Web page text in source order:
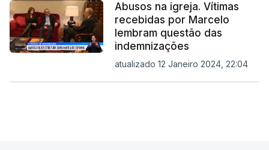
Abusos na igreja. Vítimas
recebidas por Marcelo
lembram questão das
indemnizações
atualizado 12 Janeiro 2024, 22:04